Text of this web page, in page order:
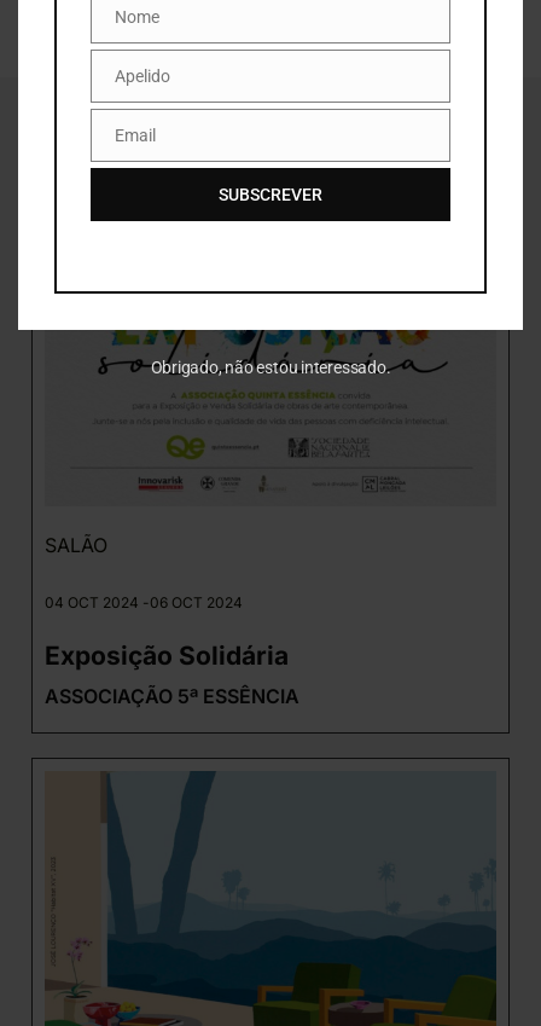
SALÃO
04 OCT 2024 -06 OCT 2024
Exposição Solidária
ASSOCIAÇÃO 5ª ESSÊNCIA
Nome
Nome
Apelido
Apelido
Email
Email
SUBSCREVER
Obrigado, não estou interessado.